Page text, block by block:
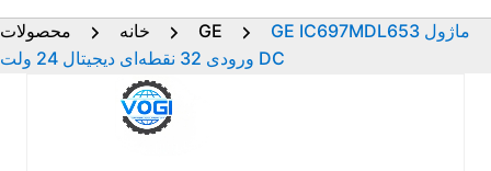
خانه محصولات GE
GE IC697MDL653 ماژول
ورودی 32 نقطه‌ای دیجیتال 24 ولت DC